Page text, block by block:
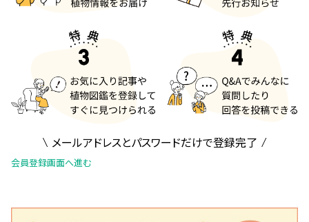
メールアドレスとパスワードだけで登録完了
会員登録画面へ進む